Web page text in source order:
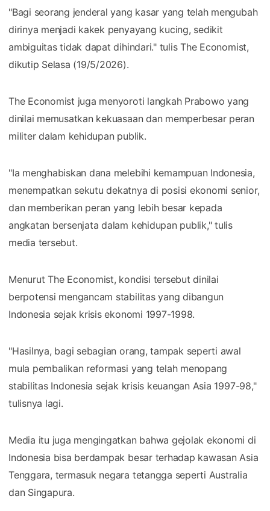
"Bagi seorang jenderal yang kasar yang telah mengubah
dirinya menjadi kakek penyayang kucing, sedikit
ambiguitas tidak dapat dihindari." tulis The Economist,
dikutip Selasa (19/5/2026).
The Economist juga menyoroti langkah Prabowo yang
dinilai memusatkan kekuasaan dan memperbesar peran
militer dalam kehidupan publik.
"Ia menghabiskan dana melebihi kemampuan Indonesia,
menempatkan sekutu dekatnya di posisi ekonomi senior,
dan memberikan peran yang lebih besar kepada
angkatan bersenjata dalam kehidupan publik," tulis
media tersebut.
Menurut The Economist, kondisi tersebut dinilai
berpotensi mengancam stabilitas yang dibangun
Indonesia sejak krisis ekonomi 1997-1998.
"Hasilnya, bagi sebagian orang, tampak seperti awal
mula pembalikan reformasi yang telah menopang
stabilitas Indonesia sejak krisis keuangan Asia 1997-98,"
tulisnya lagi.
Media itu juga mengingatkan bahwa gejolak ekonomi di
Indonesia bisa berdampak besar terhadap kawasan Asia
Tenggara, termasuk negara tetangga seperti Australia
dan Singapura.